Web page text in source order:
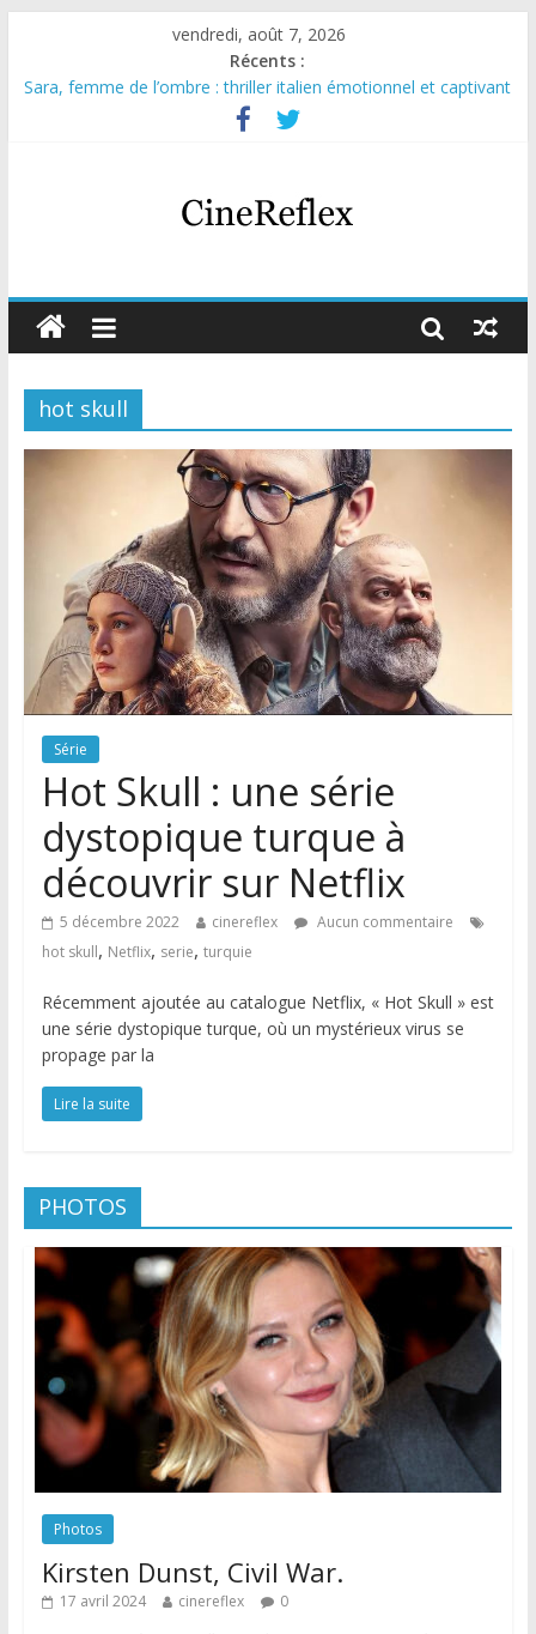
vendredi, août 7, 2026
Récents :
Sara, femme de l’ombre : thriller italien émotionnel et captivant
Journal d’une fille larguée : nouvelle série suédoise sur Netflix
Aema : mini-série sur le tournage d’un film érotique devenu
Glass Heart : excellente série musicale avec Takeru Satō
Olympo, saison 1 : nouvelle série qui séduira les fans de
hot skull
Série
Hot Skull : une série
dystopique turque à
découvrir sur Netflix
5 décembre 2022 cinereflex
Aucun commentaire
hot skull, Netflix, serie, turquie
Récemment ajoutée au catalogue Netflix, « Hot Skull » est
une série dystopique turque, où un mystérieux virus se
propage par la
Lire la suite
PHOTOS
Photos
Kirsten Dunst, Civil War.
17 avril 2024 cinereflex 0